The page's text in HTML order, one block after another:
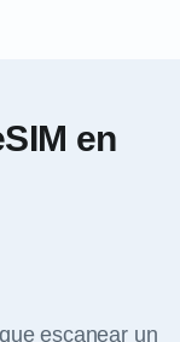
en
escanear un